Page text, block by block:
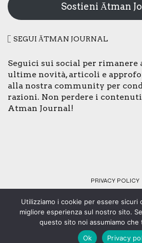
Sostieni Ātman
SEGUI ĀTMAN JOUR­NAL
Segui­ci sui social per rima­ne­re
ulti­me novi­tà, arti­co­li e
alla nostra com­mu­ni­ty per
ra­zio­ni. Non per­de­re i
Atman Jour­nal!
PRI­VA­CY POLI­CY
© Copyright 2024 - Tutti i diritti riservati
Web design:
Utilizziamo i cookie per essere sicuri
migliore esperienza sul nostro sito.
questo sito noi assumiamo che
Ok
Privacy